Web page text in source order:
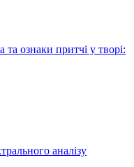
ознаки притчі у творі:
аналізу